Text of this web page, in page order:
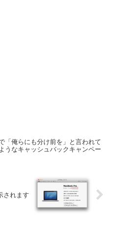
「俺らにも分け前を」と言われて
うなキャッシュバックキャンペー
されます